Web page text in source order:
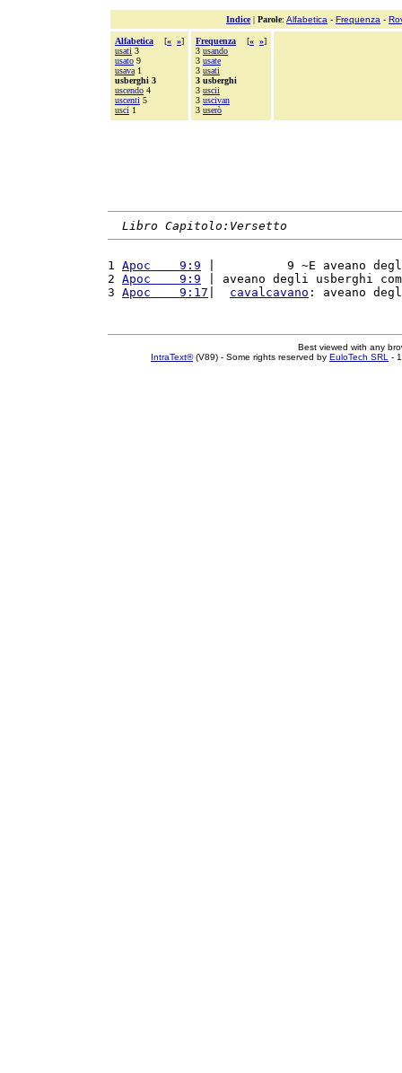
Indice| Parole: Alfabetica - Frequenza -
Alfabetica [« »]
usati 3
usato 9
usava 1
usberghi 3
uscendo 4
uscenti 5
usci 1
Frequenza [« »]
3 usando
3 usate
3 usati
3 usberghi
3 uscii
3 uscivan
3 userò
Libro Capitolo:Versetto
1 Apoc    9:9 |          9 ~E aveano
2 Apoc    9:9 | aveano degli usberghi
3 Apoc    9:17 cavalcavano : aveano
Best viewed with any
IntraText®(V89) - Some rights reserved by EuloTech SRL -